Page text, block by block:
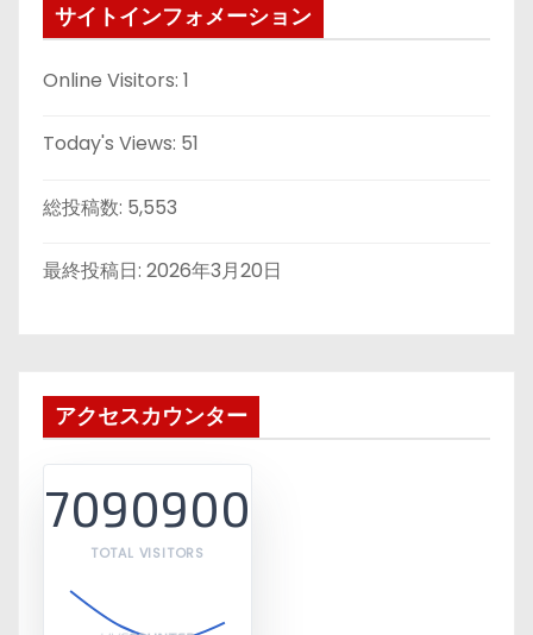
サイトインフォメーション
Online Visitors: 1
Today's Views: 51
総投稿数: 5,553
最終投稿日: 2026年3月20日
アクセスカウンター
7090900
TOTAL VISITORS